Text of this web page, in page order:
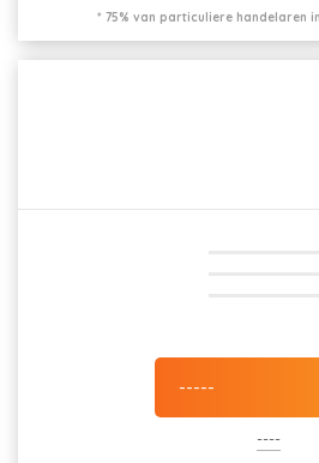
* 75% van particuliere handelaren
-----
----